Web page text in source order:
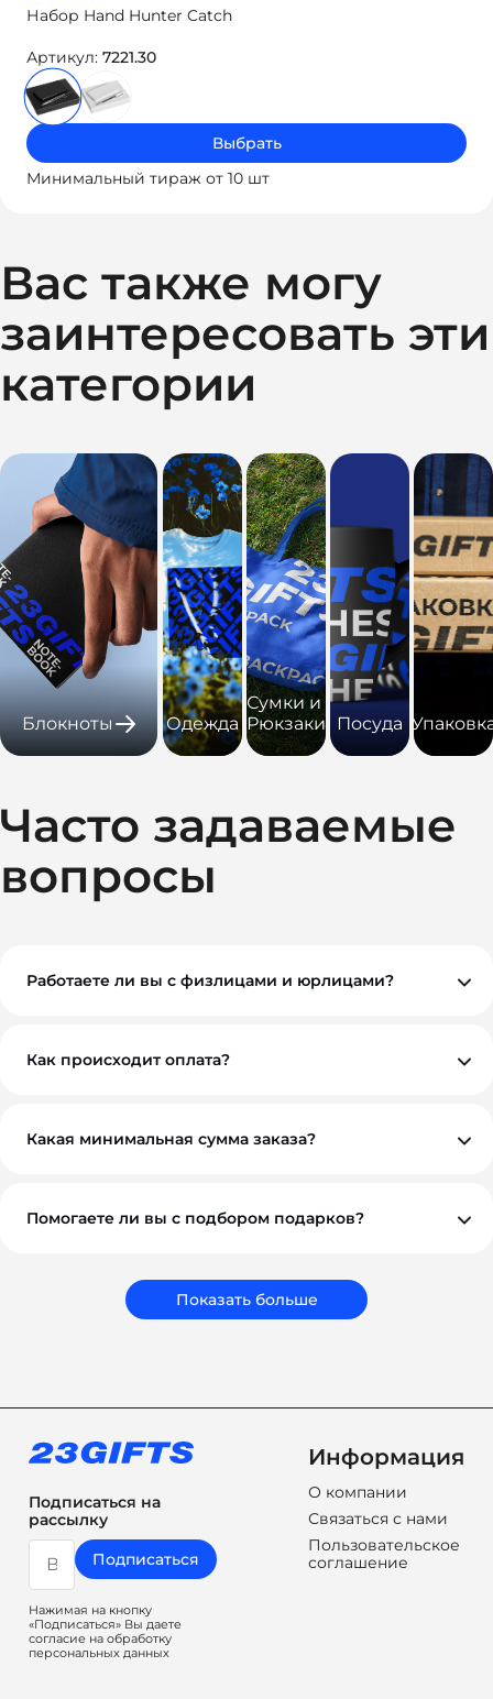
Набор Hand Hunter Catch
Артикул: 7221.30
Выбрать
Минимальный тираж от 10 шт
Вас также могу
заинтересовать эти
категории
Блокноты Одежда
Сумки и
Рюкзаки Посуда
Часто задаваемые
вопросы
Работаете ли вы с физлицами и юрлицами?
Как происходит оплата?
обсудим индивидуально. Для оптовых и
корпоративных клиентов возможны гибкие условия.
Какая минимальная сумма заказа?
Помогаете ли вы с подбором подарков?
сувениры, а решения, которые работают на ваш
Показать больше
Подписаться на
рассылку
Подписаться
Нажимая на кнопку
«Подписаться» Вы даете
согласие на обработку
персональных данных
Информация
О компании
Связаться с нами
Пользовательское
соглашение